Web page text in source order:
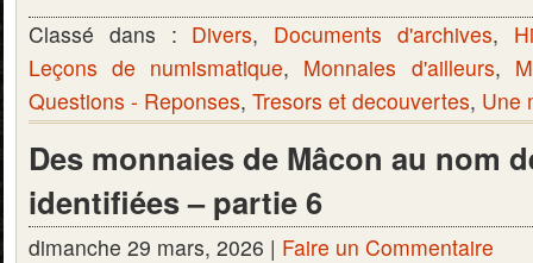
Classé dans : Divers, Documents d'archives,
Leçons de numismatique, Monnaies d'ailleurs,
Questions - Reponses, Tresors et decouvertes, Une
Des monnaies de Mâcon au nom
identifiées – partie 6
dimanche 29 mars, 2026 | Faire un Commentaire